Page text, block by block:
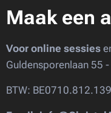
Maak een
Voor online sessies
Guldensporenlaan 55
BTW: BE0710.812.139